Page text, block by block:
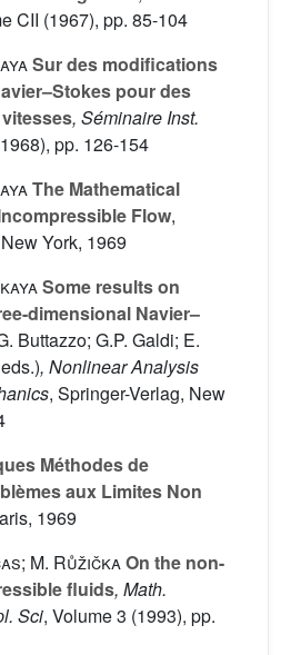
CII (1967), pp. 85-104
Sur des modifications
pour des
, Séminaire Inst.
pp. 126-154
The Mathematical
Flow,
York, 1969
Some results on
dimensional Navier–
Buttazzo; G.P. Galdi; E.
, Nonlinear Analysis
, Springer-Verlag, New
Méthodes de
aux Limites Non
1969
M. RůžičkaOn the non-
fluids, Math.
Sci, Volume 3 (1993), pp.